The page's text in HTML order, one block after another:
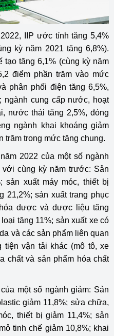
IIP ước tính tăng 5,4%
kỳ năm 2021 tăng 6,8%).
tạo tăng 6,1% (cùng kỳ năm
điểm phần trăm vào mức
phân phối điện tăng 6,5%,
ngành cung cấp nước, hoạt
nước thải tăng 2,5%, đóng
ngành khai khoáng giảm
trăm trong mức tăng chung.
2022 của một số ngành
cùng kỳ năm trước: Sản
sản xuất máy móc, thiết bị
21,2%; sản xuất trang phục
dược và dược liệu tăng
tăng 11%; sản xuất xe có
và các sản phẩm liên quan
tiện vận tải khác (mô tô, xe
chất và sản phẩm hóa chất
một số ngành giảm: Sản
giảm 11,8%; sửa chữa,
thiết bị giảm 11,4%; sản
tinh chế giảm 10,8%; khai